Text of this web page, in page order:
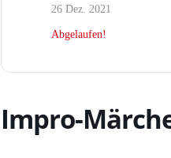
26 Dez. 2021
Abgelaufen!
Impro-